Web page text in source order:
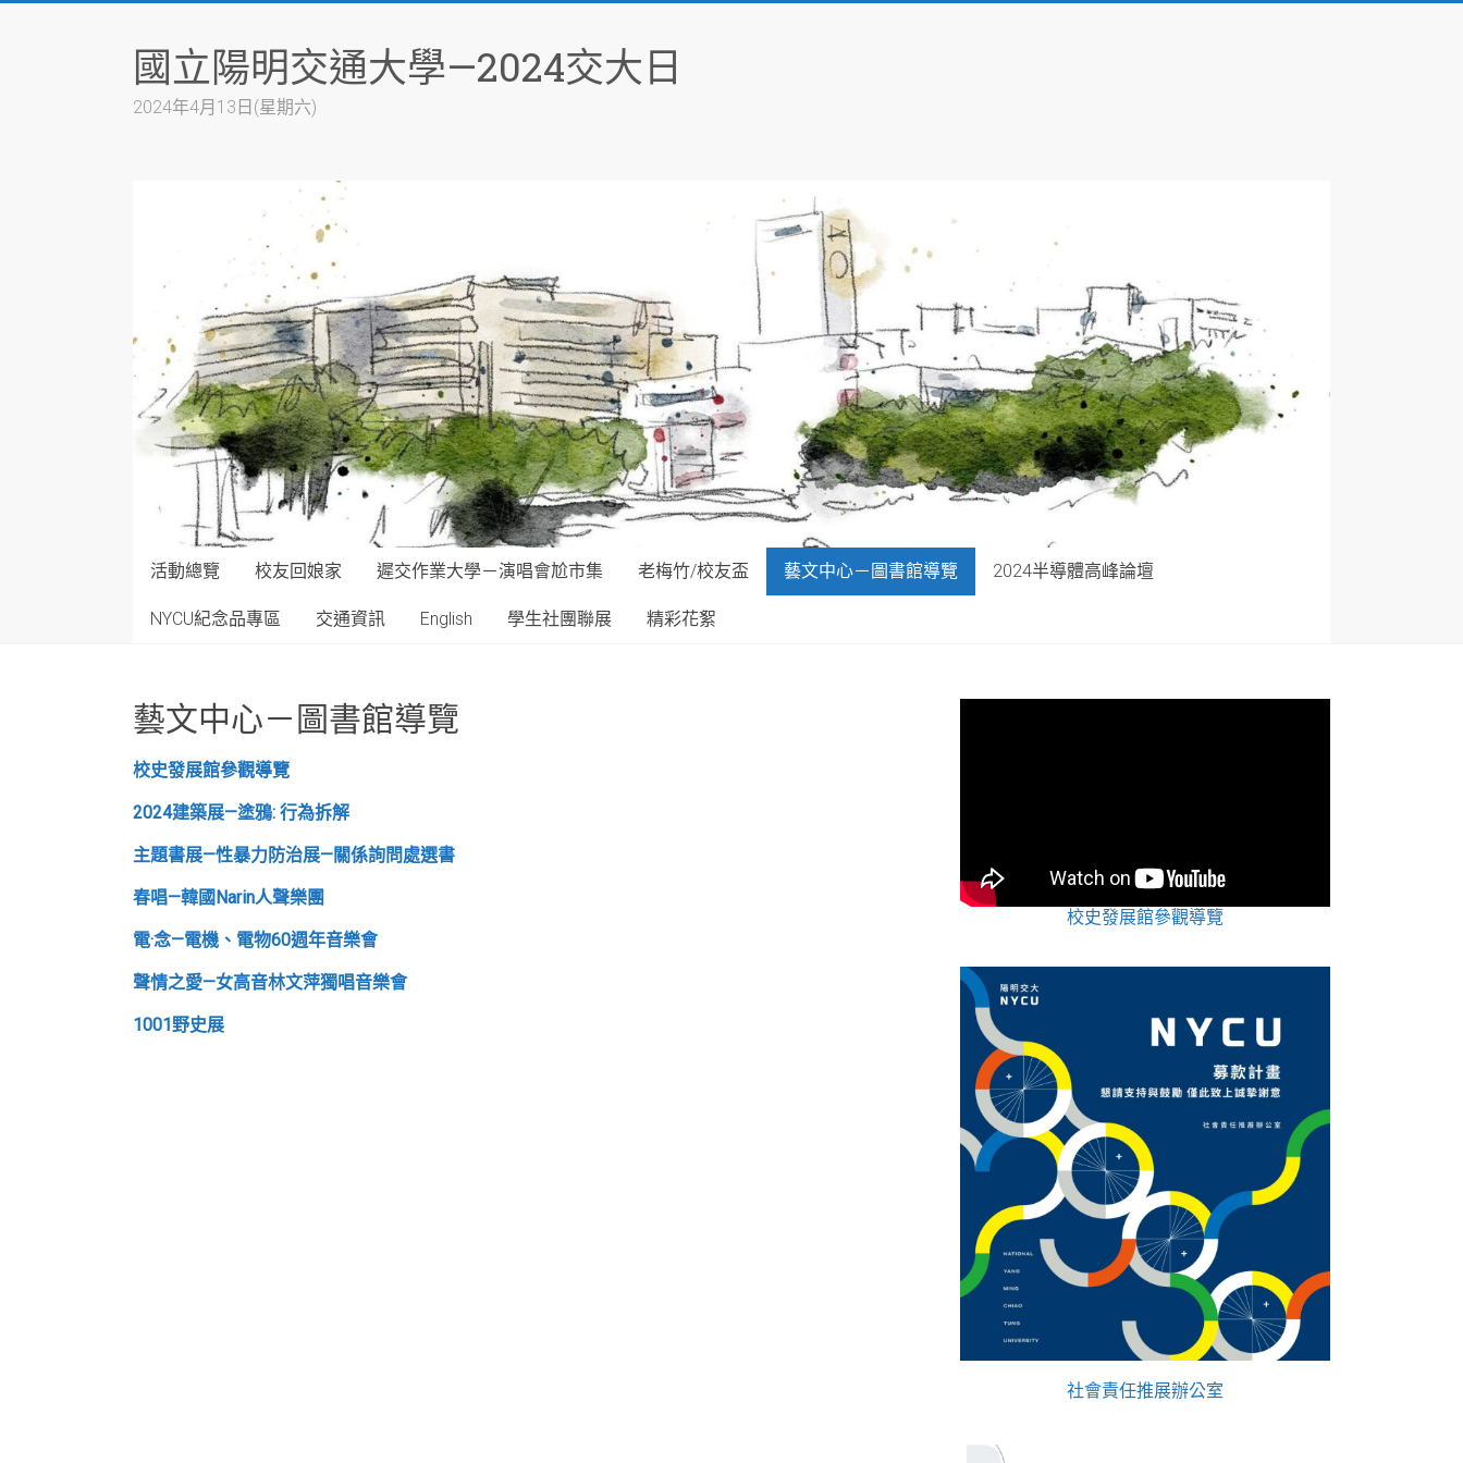
國立陽明交通大學—2024交大日
2024年4月13日(星期六)
活動總覽 校友回娘家 遲交作業大學－演唱會尬市集 老梅竹/校友盃 藝文中心－圖書館導覽 2024半導體高峰論壇
NYCU紀念品專區 交通資訊 English 學生社團聯展 精彩花絮
藝文中心－圖書館導覽
校史發展館參觀導覽
2024建築展—塗鴉: 行為拆解
主題書展—性暴力防治展—關係詢問處選書
春唱—韓國Narin人聲樂團
電·念—電機、電物60週年音樂會
聲情之愛—女高音林文萍獨唱音樂會
1001野史展
校史發展館參觀導覽
社會責任推展辦公室